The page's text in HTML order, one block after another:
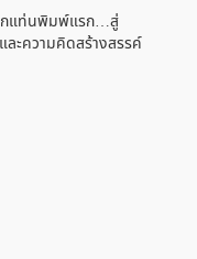
กแท่นพิมพ์แรก…สู่
ละความคิดสร้างสรรค์